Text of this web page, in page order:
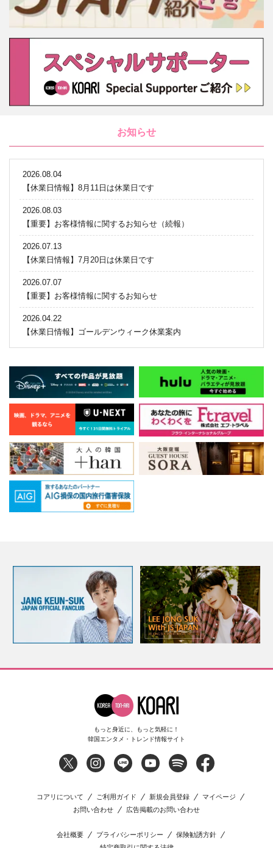
お知らせ
2026.08.04
【休業日情報】8月11日は休業日です
2026.08.03
【重要】お客様情報に関するお知らせ（続報）
2026.07.13
【休業日情報】7月20日は休業日です
2026.07.07
【重要】お客様情報に関するお知らせ
2026.04.22
【休業日情報】ゴールデンウィーク休業案内
もっと身近に、もっと気軽に！
韓国エンタメ・トレンド情報サイト
コアリについて ご利用ガイド 新規会員登録
マイページ
お問い合わせ
広告掲載のお問い合わせ
会社概要 プライバシーポリシー
保険勧誘方針